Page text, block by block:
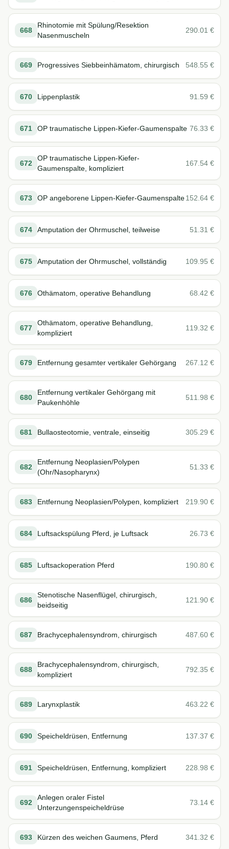
668
Rhinotomie mit Spülung/Resektion
Nasenmuscheln
290.01 €
669 Progressives Siebbeinhämatom, chirurgisch 548.55 €
670 Lippenplastik 91.59 €
671 OP traumatische Lippen-Kiefer-Gaumenspalte 76.33 €
672
OP traumatische Lippen-Kiefer-
Gaumenspalte, kompliziert
167.54 €
673 OP angeborene Lippen-Kiefer-Gaumenspalte152.64 €
674 Amputation der Ohrmuschel, teilweise 51.31 €
675 Amputation der Ohrmuschel, vollständig 109.95 €
676 Othämatom, operative Behandlung 68.42 €
677
Othämatom, operative Behandlung,
kompliziert
119.32 €
679 Entfernung gesamter vertikaler Gehörgang 267.12 €
680
Entfernung vertikaler Gehörgang mit
Paukenhöhle
511.98 €
681 Bullaosteotomie, ventrale, einseitig 305.29 €
682
Entfernung Neoplasien/Polypen
(Ohr/Nasopharynx)
51.33 €
683 Entfernung Neoplasien/Polypen, kompliziert 219.90 €
684 Luftsackspülung Pferd, je Luftsack 26.73 €
685 Luftsackoperation Pferd 190.80 €
686
Stenotische Nasenflügel, chirurgisch,
beidseitig
121.90 €
687 Brachycephalensyndrom, chirurgisch 487.60 €
688
Brachycephalensyndrom, chirurgisch,
kompliziert
792.35 €
689 Larynxplastik 463.22 €
690 Speicheldrüsen, Entfernung 137.37 €
691 Speicheldrüsen, Entfernung, kompliziert 228.98 €
692
Anlegen oraler Fistel
Unterzungenspeicheldrüse
73.14 €
693 Kürzen des weichen Gaumens, Pferd 341.32 €